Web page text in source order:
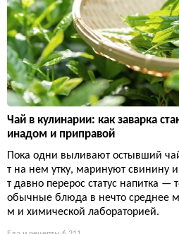
Чай в кулинарии: как заварка
инадом и приправой
Пока одни выливают остывший
т на нем утку, маринуют свинину
т давно перерос статус напитка —
обычные блюда в нечто среднее
м и химической лабораторией.